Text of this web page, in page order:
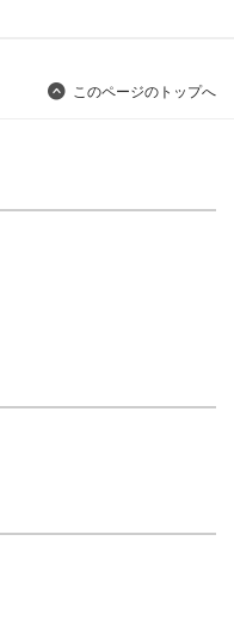
このページのトップへ